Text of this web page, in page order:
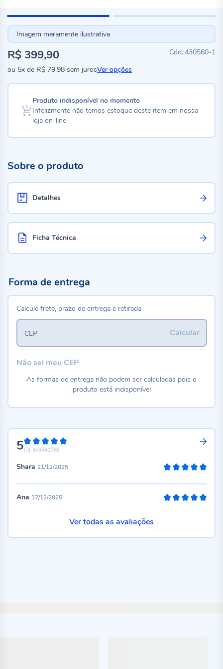
Imagem meramente ilustrativa
430560-1
R$ 399,90
ou 5x de R$ 79,98 sem jurosVer opções
Produto indisponível no momento
Infelizmente não temos estoque deste item em nossa
loja on-line
Sobre o produto
Detalhes
Ficha Técnica
5100%
(3) avaliações
Shara 21/12/2025
Ana 17/12/2025
Ver todas as avaliações
Forma de entrega
Calcule frete, prazo de entrega e retirada
Calcular
CEP
Não sei meu CEP
As formas de entrega não podem ser calculadas pois o
produto está indisponível